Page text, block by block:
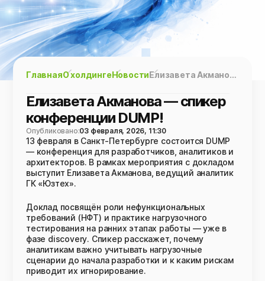
ГлавнаяО холдингеНовости Елизавета Акманова — спикер конференции DUMP!
Елизавета Акманова — спикер
конференции DUMP!
Опубликовано:03 февраля, 2026, 11:30
13 февраля в Санкт-Петербурге состоится DUMP
— конференция для разработчиков, аналитиков и
архитекторов. В рамках мероприятия с докладом
выступит Елизавета Акманова, ведущий аналитик
ГК «Юзтех».
Доклад посвящён роли нефункциональных
требований (НФТ) и практике нагрузочного
тестирования на ранних этапах работы — уже в
фазе discovery. Спикер расскажет, почему
аналитикам важно учитывать нагрузочные
сценарии до начала разработки и к каким рискам
приводит их игнорирование.